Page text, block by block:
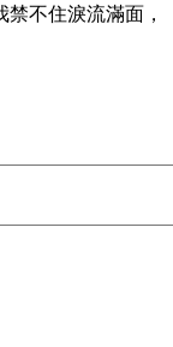
不住淚流滿面，